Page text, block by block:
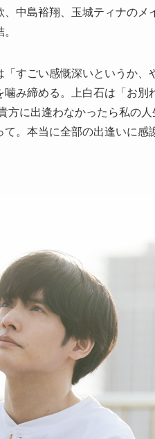
中島裕翔、玉城ティナの
すごい感慨深いというか、
み締める。上白石は「お別
に出逢わなかったら私の
。本当に全部の出逢いに